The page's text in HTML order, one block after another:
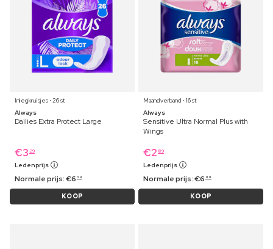
Inlegkruisjes ⋅ 26 st
Always
Dailies Extra Protect Large
€3 29
Ledenprijs
Normale prijs:€6 39
KOOP
Maandverband ⋅ 16 st
Always
Sensitive Ultra Normal Plus with
Wings
€2 89
Ledenprijs
Normale prijs:€6 99
KOOP